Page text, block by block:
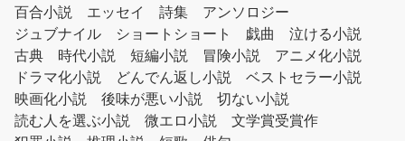
百合小説
エッセイ 詩集
アンソロジー
ジュブナイル
ショートショート 戯曲
泣ける小説
古典
時代小説 短編小説 冒険小説
アニメ化小説
ドラマ化小説
どんでん返し小説
ベストセラー小説
映画化小説
後味が悪い小説
切ない小説
読む人を選ぶ小説
微エロ小説
文学賞受賞作